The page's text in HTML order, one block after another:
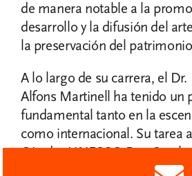
de manera notable a la
desarrollo y la difusión del
la preservación del
A lo largo de su carrera, el Dr.
Alfons Martinell ha tenido un
fundamental tanto en la
como internacional. Su tarea
Cátedra UNESCO Pau
compromiso con la difusión